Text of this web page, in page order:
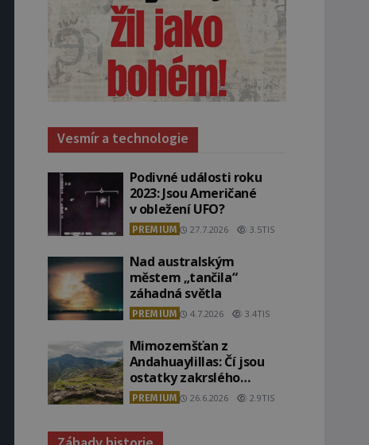
Vesmír a technologie
Podivné události roku
2023: Jsou Američané
v obležení UFO?
PREMIUM 27.7.2026 3.5TIS
Nad australským
městem „tančila“
záhadná světla
PREMIUM 4.7.2026 3.4TIS
Mimozemšťan z
Andahuaylillas: Čí jsou
ostatky zakrslého
stvoření s ohromnou
lebkou?
PREMIUM 26.6.2026 2.9TIS